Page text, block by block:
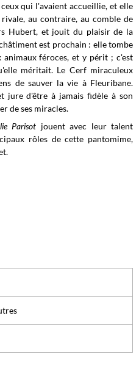
qui l'avaient accueillie, et elle
rivale, au contraire, au comble de
Hubert, et jouit du plaisir de la
est prochain : elle tombe
animaux féroces, et y périt ; c'est
méritait. Le Cerf miraculeux
de sauver la vie à Fleuribane.
jure d'être à jamais fidèle à son
de ses miracles.
Parisot jouent avec leur talent
rôles de cette pantomime,